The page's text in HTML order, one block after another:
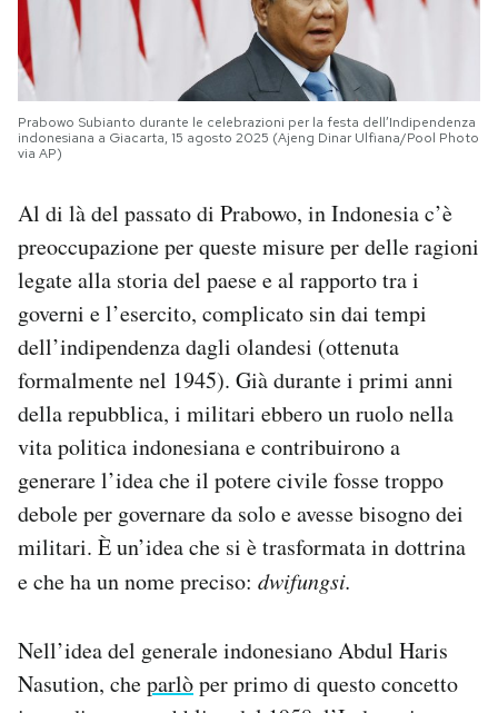
Prabowo Subianto durante le celebrazioni per la festa dell’Indipendenza
indonesiana a Giacarta, 15 agosto 2025 (Ajeng Dinar Ulfiana/Pool Photo
via AP)
Al di là del passato di Prabowo, in Indonesia c’è
preoccupazione per queste misure per delle ragioni
legate alla storia del paese e al rapporto tra i
governi e l’esercito, complicato sin dai tempi
dell’indipendenza dagli olandesi (ottenuta
formalmente nel 1945). Già durante i primi anni
della repubblica, i militari ebbero un ruolo nella
vita politica indonesiana e contribuirono a
generare l’idea che il potere civile fosse troppo
debole per governare da solo e avesse bisogno dei
militari. È un’idea che si è trasformata in dottrina
e che ha un nome preciso: dwifungsi.
Nell’idea del generale indonesiano Abdul Haris
Nasution, cheparlòper primo di questo concetto